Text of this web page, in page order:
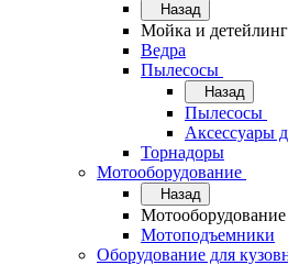
Назад
Мойка и детейлинг
Ведра
Пылесосы
Назад
Пылесосы
Аксессуары
Торнадоры
Мотооборудование
Назад
Мотооборудование
Мотоподъемники
Оборудование для